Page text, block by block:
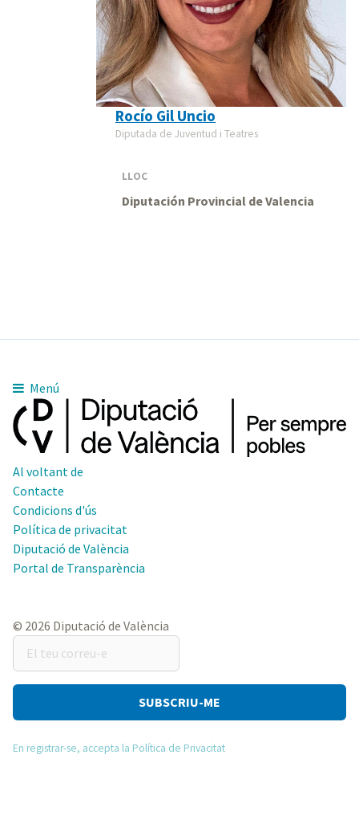
Rocío Gil Uncio
Diputada de Juventud i Teatres
LLOC
Diputación Provincial de Valencia
Menú
Al voltant de
Contacte
Condicions d'ús
Política de privacitat
Diputació de València
Portal de Transparència
© 2026 Diputació de València
El
teu
correu-
En registrar-se, accepta la Política de Privacitat